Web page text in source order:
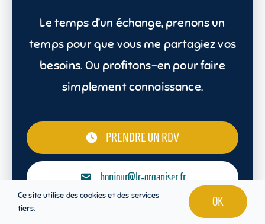
Le temps d’un échange, prenons un
temps pour que vous me partagiez vos
besoins. Ou profitons-en pour faire
simplement connaissance.
PRENDRE UN RDV
bonjour@lc-organiser.fr
Ce site utilise des cookies et des services
tiers.
OK